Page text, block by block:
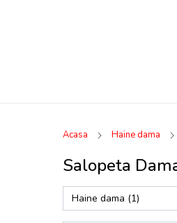
Acasa Haine dama
Salopeta
Haine dama (1)